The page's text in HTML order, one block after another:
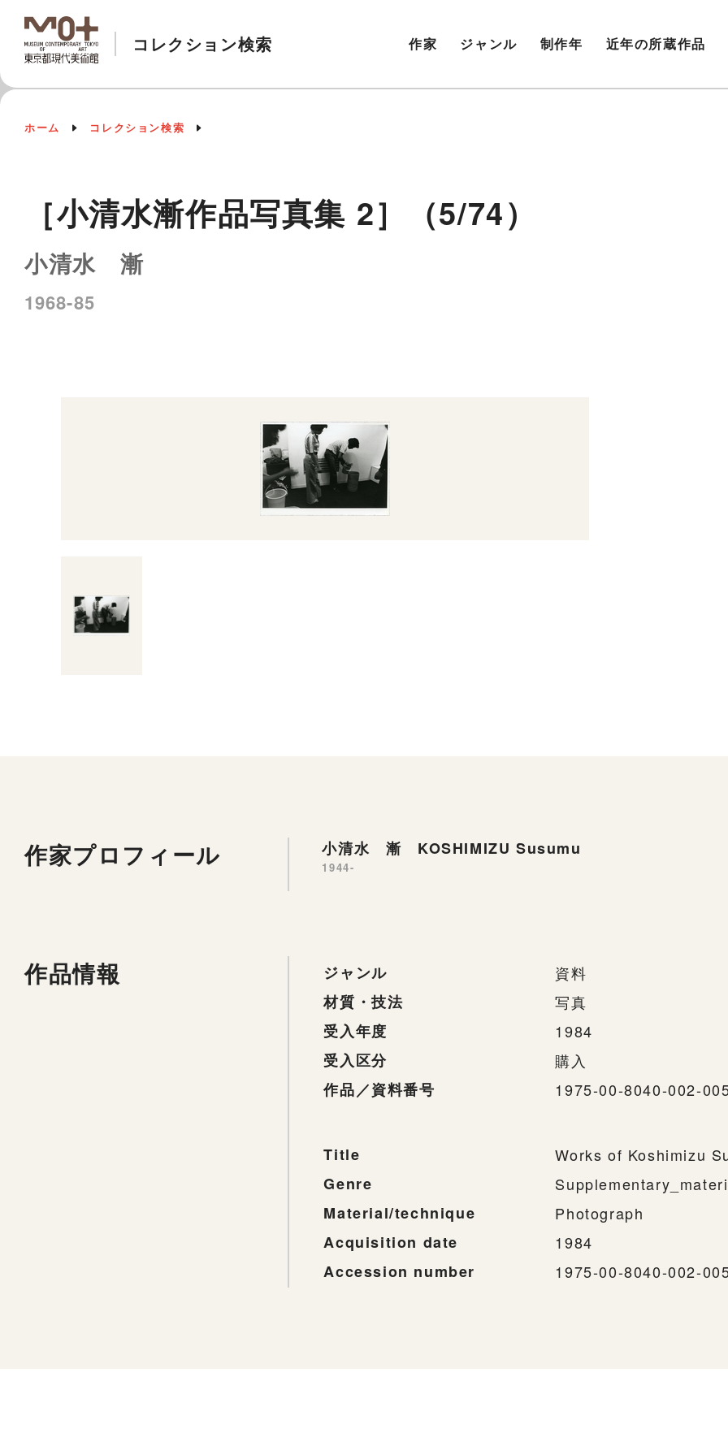
コレクション検索 作家 ジャンル 制作年 近年の所蔵作品
ホーム コレクション検索
［小清水漸作品写真集 2］（5/74）
小清水 漸
1968-85
作家プロフィール 小清水 漸 KOSHIMIZU Susumu
1944-
作品情報 ジャンル
資料
材質・技法
写真
受入年度
1984
受入区分
購入
作品／資料番号
1975-00-8040-002-
Title
Works of Koshimizu
Genre
Material/technique
Photograph
Acquisition date
1984
Accession number
1975-00-8040-002-